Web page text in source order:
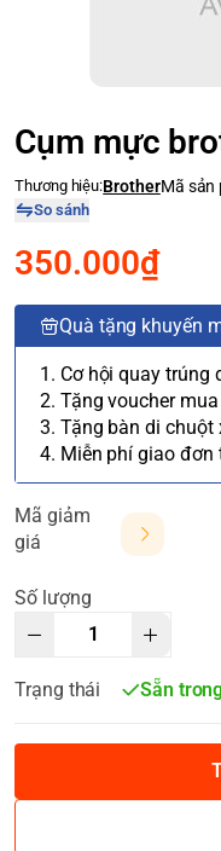
Cụm mực
Thương hiệu:BrotherMã sản
So sánh
350.000₫
Quà tặng khuyến
1. Cơ hội quay trúng
2. Tặng voucher
3. Tặng bàn di
4. Miễn phí giao đơn
Mã giảm
giá
Số lượng
Trạng thái Sẵn